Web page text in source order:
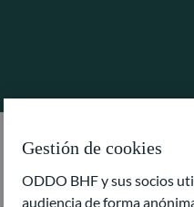
Gestión de cookies
ODDO BHF y sus socios
audiencia de forma